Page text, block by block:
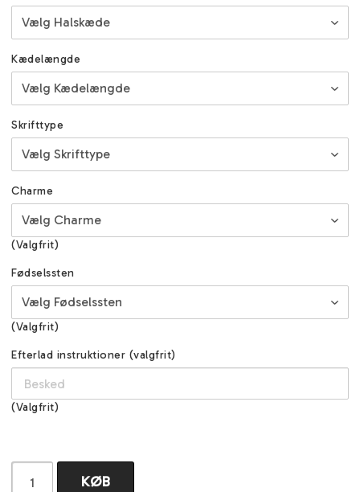
Kædelængde
Skrifttype
Charme
(Valgfrit)
Fødselssten
(Valgfrit)
Efterlad instruktioner (valgfrit)
(Valgfrit)
KØB